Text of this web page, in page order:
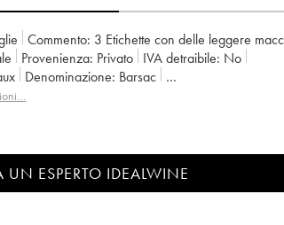
Commento: 3 Etichette con delle leggere
Provenienza: privato IVA detraibile:
no
Denominazione:
Barsac
2ème Grand Cru Classé
UN ESPERTO IDEALWINE